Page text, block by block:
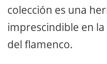
colección es una
imprescindible en
del flamenco.